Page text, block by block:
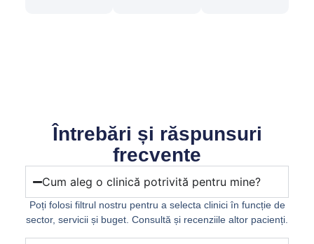
Întrebări și răspunsuri
frecvente
Cum aleg o clinică potrivită pentru mine?
Poți folosi filtrul nostru pentru a selecta clinici în funcție de
sector, servicii și buget. Consultă și recenziile altor pacienți.